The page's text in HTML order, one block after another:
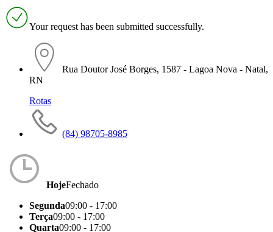
Your request has been submitted successfully.
Rua Doutor José Borges, 1587 - Lagoa Nova - Natal,
RN
Rotas
(84) 98705-8985
HojeFechado
Segunda09:00 - 17:00
Terça09:00 - 17:00
Quarta09:00 - 17:00